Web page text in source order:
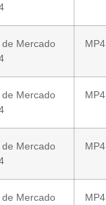
Mercado
MP4
Mercado
MP4
Mercado
MP4
Mercado
MP4